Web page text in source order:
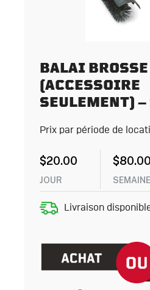
BALAI BROSSE
(ACCESSOIRE
SEULEMENT)
Prix par période de
$20.00
JOUR
$80.00
SEMAINE
Livraison